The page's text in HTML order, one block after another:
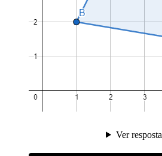
Ver resposta